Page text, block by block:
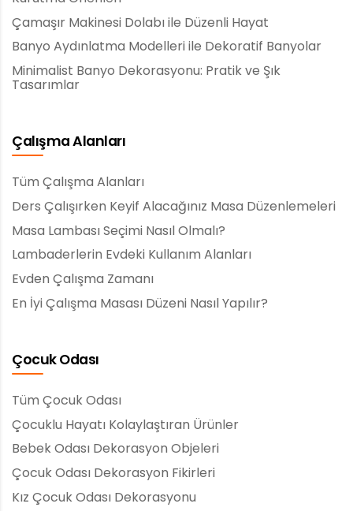
Çamaşır Makinesi Dolabı ile Düzenli Hayat
Banyo Aydınlatma Modelleri ile Dekoratif Banyolar
Minimalist Banyo Dekorasyonu: Pratik ve Şık
Tasarımlar
Çalışma Alanları
Tüm Çalışma Alanları
Ders Çalışırken Keyif Alacağınız Masa Düzenlemeleri
Masa Lambası Seçimi Nasıl Olmalı?
Lambaderlerin Evdeki Kullanım Alanları
Evden Çalışma Zamanı
En İyi Çalışma Masası Düzeni Nasıl Yapılır?
Çocuk Odası
Tüm Çocuk Odası
Çocuklu Hayatı Kolaylaştıran Ürünler
Bebek Odası Dekorasyon Objeleri
Çocuk Odası Dekorasyon Fikirleri
Kız Çocuk Odası Dekorasyonu